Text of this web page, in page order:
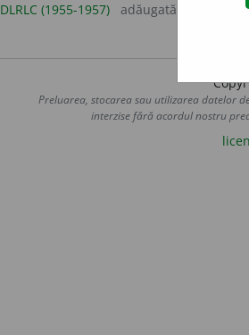
DLRLC (1955-1957) adăugată de
Preluarea, stocarea sau utilizarea datelor
interzise fără acordul nostru